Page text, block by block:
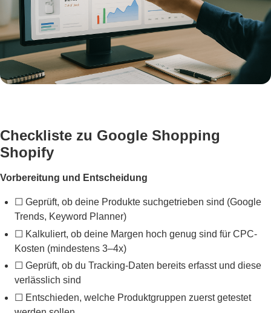
Checkliste zu Google Shopping
Shopify
Vorbereitung und Entscheidung
☐ Geprüft, ob deine Produkte suchgetrieben sind (Google
Trends, Keyword Planner)
☐ Kalkuliert, ob deine Margen hoch genug sind für CPC-
Kosten (mindestens 3–4x)
☐ Geprüft, ob du Tracking-Daten bereits erfasst und diese
verlässlich sind
☐ Entschieden, welche Produktgruppen zuerst getestet